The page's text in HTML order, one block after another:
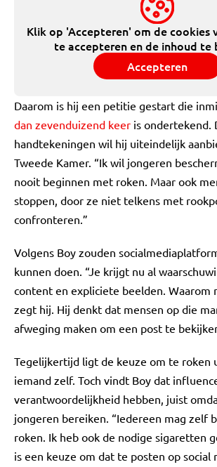
Klik op 'Accepteren' om de cookies
te accepteren en de inhoud te
Accepteren
Daarom is hij een petitie gestart die
dan zevenduizend keer is ondertekend.
handtekeningen wil hij uiteindelijk
Tweede Kamer. “Ik wil jongeren
nooit beginnen met roken. Maar ook
stoppen, door ze niet telkens met
confronteren.”
Volgens Boy zouden
kunnen doen. “Je krijgt nu al
content en expliciete beelden. Waarom
zegt hij. Hij denkt dat mensen op die
afweging maken om een post te
Tegelijkertijd ligt de keuze om te roken
iemand zelf. Toch vindt Boy dat
verantwoordelijkheid hebben, juist
jongeren bereiken. “Iedereen mag zelf
roken. Ik heb ook de nodige sigaretten
is een keuze om dat te posten op social